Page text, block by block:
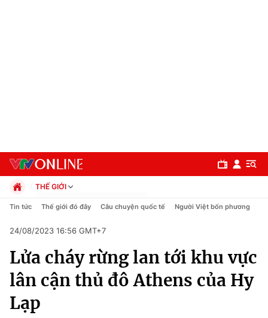
Chuyên mục
Chính trị
Xã hội
THẾ GIỚI
Chính trị
Pháp luật
Kinh tế
Thể thao
Truyền hình
Tin tức Thế giới đó đây Câu chuyện quốc tế Người Việt bốn phương
24/08/2023 16:56 GMT+7
Lửa cháy rừng lan tới khu vực
lân cận thủ đô Athens của Hy
Lạp